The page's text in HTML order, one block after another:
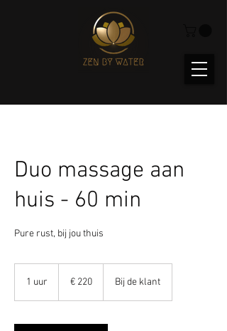
Duo massage aan
huis - 60 min
Pure rust, bij jou thuis
1 uur
euro
€ 220 Bij de klant